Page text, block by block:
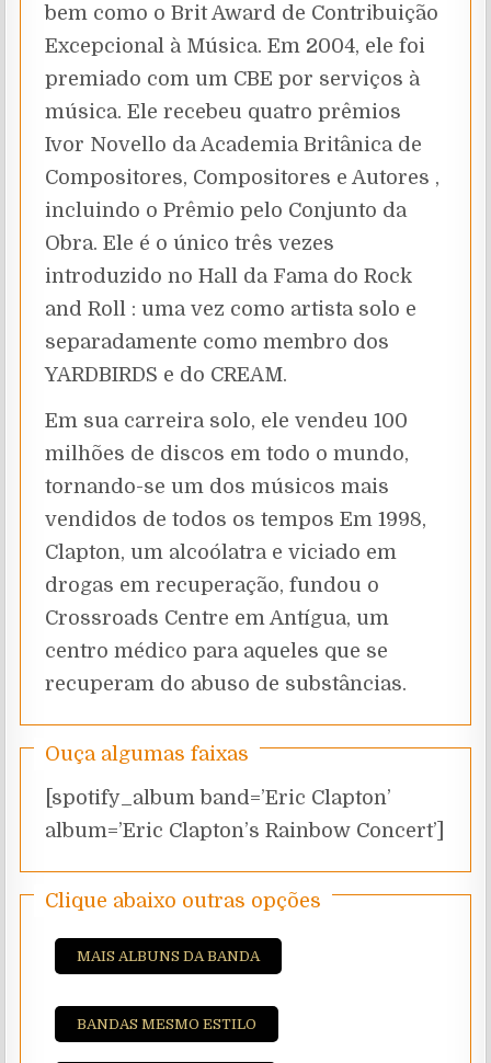
bem como o Brit Award de Contribuição
Excepcional à Música. Em 2004, ele foi
premiado com um CBE por serviços à
música. Ele recebeu quatro prêmios
Ivor Novello da Academia Britânica de
Compositores, Compositores e Autores ,
incluindo o Prêmio pelo Conjunto da
Obra. Ele é o único três vezes
introduzido no Hall da Fama do Rock
and Roll : uma vez como artista solo e
separadamente como membro dos
YARDBIRDS e do CREAM.
Em sua carreira solo, ele vendeu 100
milhões de discos em todo o mundo,
tornando-se um dos músicos mais
vendidos de todos os tempos Em 1998,
Clapton, um alcoólatra e viciado em
drogas em recuperação, fundou o
Crossroads Centre em Antígua, um
centro médico para aqueles que se
recuperam do abuso de substâncias.
Ouça algumas faixas
[spotify_album band=’Eric Clapton’
album=’Eric Clapton’s Rainbow Concert’]
Clique abaixo outras opções
MAIS ALBUNS DA BANDA
BANDAS MESMO ESTILO